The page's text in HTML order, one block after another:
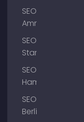
SEO
Ammersee
SEO
Starnberg
SEO
Hamburgo
SEO
Berlín